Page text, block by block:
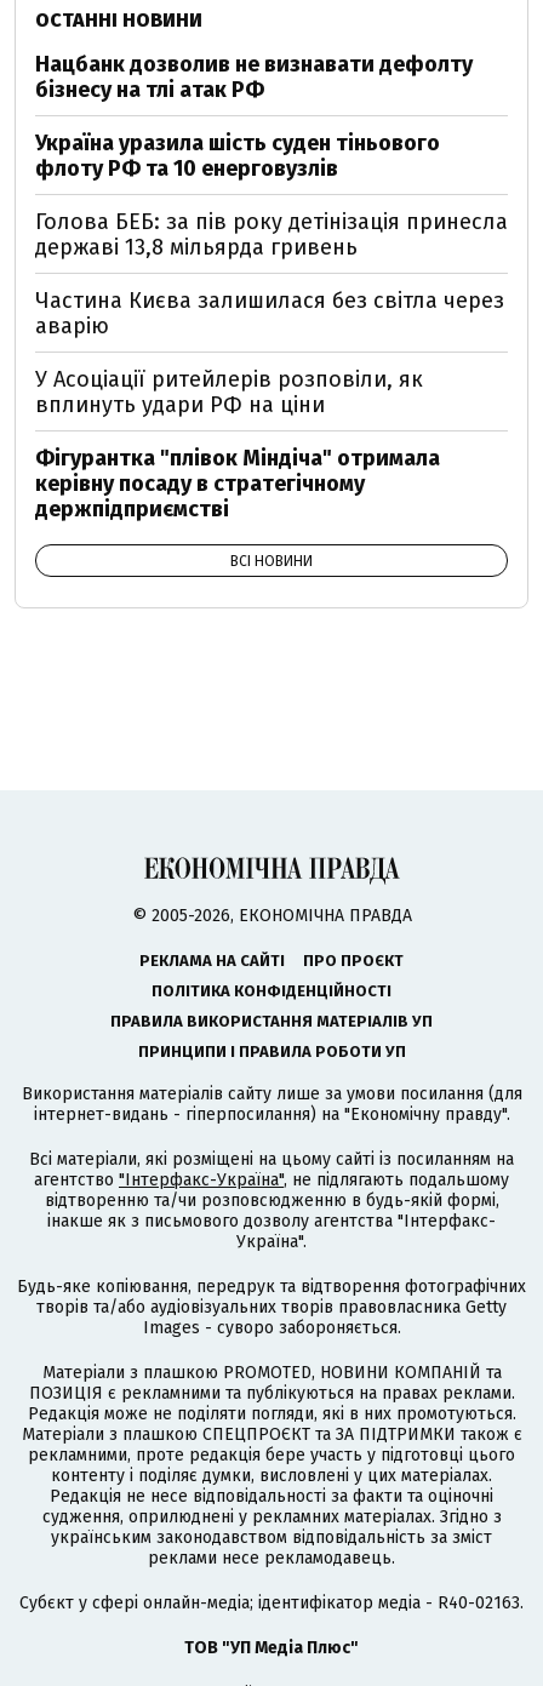
ОСТАННІ НОВИНИ
Нацбанк дозволив не визнавати дефолту
бізнесу на тлі атак РФ
Україна уразила шість суден тіньового
флоту РФ та 10 енерговузлів
Голова БЕБ: за пів року детінізація принесла
державі 13,8 мільярда гривень
Частина Києва залишилася без світла через
аварію
У Асоціації ритейлерів розповіли, як
вплинуть удари РФ на ціни
Фігурантка "плівок Міндіча" отримала
керівну посаду в стратегічному
держпідприємстві
ВСІ НОВИНИ
© 2005-2026, ЕКОНОМІЧНА ПРАВДА
РЕКЛАМА НА САЙТІ
ПРО ПРОЄКТ
ПОЛІТИКА КОНФІДЕНЦІЙНОСТІ
ПРАВИЛА ВИКОРИСТАННЯ МАТЕРІАЛІВ УП
ПРИНЦИПИ І ПРАВИЛА РОБОТИ УП
Використання матеріалів сайту лише за умови посилання (для
інтернет-видань - гіперпосилання) на "Економічну правду".
Всі матеріали, які розміщені на цьому сайті із посиланням на
агентство "Інтерфакс-Україна", не підлягають подальшому
відтворенню та/чи розповсюдженню в будь-якій формі,
інакше як з письмового дозволу агентства "Інтерфакс-
Україна".
Будь-яке копіювання, передрук та відтворення фотографічних
творів та/або аудіовізуальних творів правовласника Getty
Images - суворо забороняється.
Матеріали з плашкою PROMOTED, НОВИНИ КОМПАНІЙ та
ПОЗИЦІЯ є рекламними та публікуються на правах реклами.
Редакція може не поділяти погляди, які в них промотуються.
Матеріали з плашкою СПЕЦПРОЄКТ та ЗА ПІДТРИМКИ також є
рекламними, проте редакція бере участь у підготовці цього
контенту і поділяє думки, висловлені у цих матеріалах.
Редакція не несе відповідальності за факти та оціночні
судження, оприлюднені у рекламних матеріалах. Згідно з
українським законодавством відповідальність за зміст
реклами несе рекламодавець.
Cубєкт у сфері онлайн-медіа; ідентифікатор медіа - R40-02163.
ТОВ "УП Медіа Плюс"